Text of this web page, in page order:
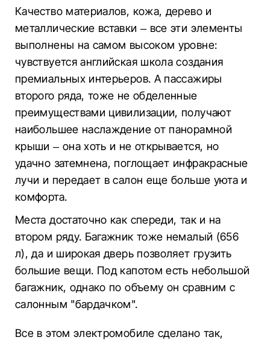
Качество материалов, кожа, дерево и
металлические вставки – все эти элементы
выполнены на самом высоком уровне:
чувствуется английская школа создания
премиальных интерьеров. А пассажиры
второго ряда, тоже не обделенные
преимуществами цивилизации, получают
наибольшее наслаждение от панорамной
крыши – она хоть и не открывается, но
удачно затемнена, поглощает инфракрасные
лучи и передает в салон еще больше уюта и
комфорта.
Места достаточно как спереди, так и на
втором ряду. Багажник тоже немалый (656
л), да и широкая дверь позволяет грузить
большие вещи. Под капотом есть небольшой
багажник, однако по объему он сравним с
салонным "бардачком".
Все в этом электромобиле сделано так,